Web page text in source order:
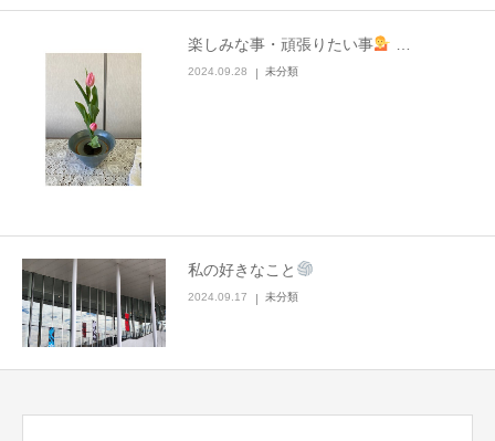
楽しみな事・頑張りたい事
2024.09.28 未分類
私の好きなこと
2024.09.17 未分類